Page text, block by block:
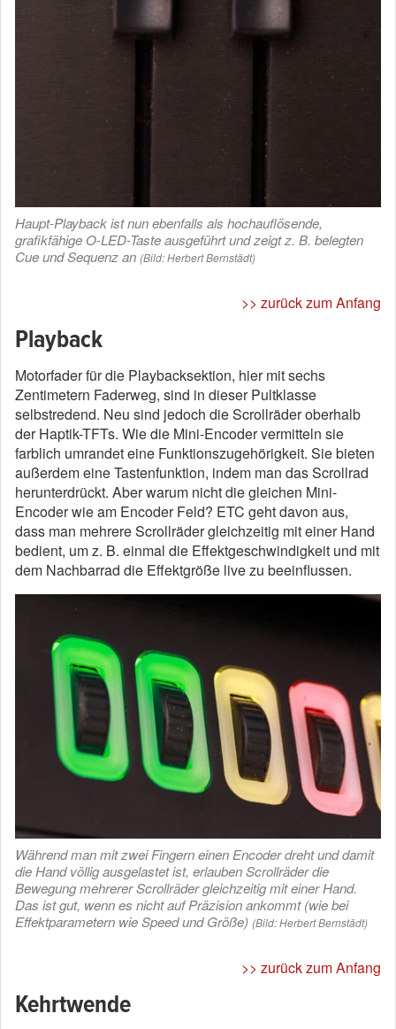
Haupt-Playback ist nun ebenfalls als hochauflösende,
grafikfähige O-LED-Taste ausgeführt und zeigt z. B. belegten
Cue und Sequenz an (Bild: Herbert Bernstädt)
>> zurück zum Anfang
Playback
Motorfader für die Playbacksektion, hier mit sechs
Zentimetern Faderweg, sind in dieser Pultklasse
selbstredend. Neu sind jedoch die Scrollräder oberhalb
der Haptik-TFTs. Wie die Mini-Encoder vermitteln sie
farblich umrandet eine Funktionszugehörigkeit. Sie bieten
außerdem eine Tastenfunktion, indem man das Scrollrad
herunterdrückt. Aber warum nicht die gleichen Mini-
Encoder wie am Encoder Feld? ETC geht davon aus,
dass man mehrere Scrollräder gleichzeitig mit einer Hand
bedient, um z. B. einmal die Effektgeschwindigkeit und mit
dem Nachbarrad die Effektgröße live zu beeinflussen.
Während man mit zwei Fingern einen Encoder dreht und damit
die Hand völlig ausgelastet ist, erlauben Scrollräder die
Bewegung mehrerer Scrollräder gleichzeitig mit einer Hand.
Das ist gut, wenn es nicht auf Präzision ankommt (wie bei
Effektparametern wie Speed und Größe) (Bild: Herbert Bernstädt)
>> zurück zum Anfang
Kehrtwende